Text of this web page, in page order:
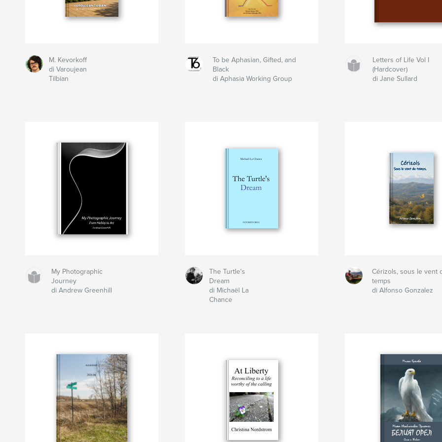
M. Kevorkoff
di Varoujean
Tilbian
To be Aphasian, Gifted, and
Black
di Aphasia Working Group
Letters of Life Vol I
(Hardcover)
di Jane Sullard
My Photographic
Journey
di Andrew Greenhill
The Turtle's
Dream
di Michaël La
Chance
Cérizols, sous le vent
temps
di Alfonso Gonzalez